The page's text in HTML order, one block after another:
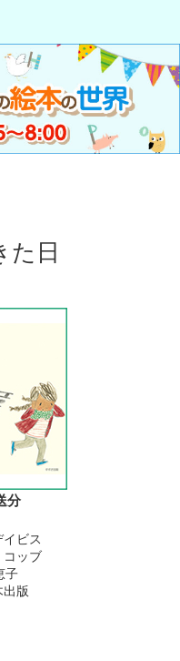
た日
分
ビス
コッブ
子
出版